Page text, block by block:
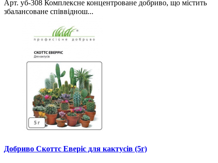
Арт. уб-308 Комплексне концентроване добриво, що містить
збалансоване співвіднош...
Добриво Скоттс Еверіс для кактусів (5г)